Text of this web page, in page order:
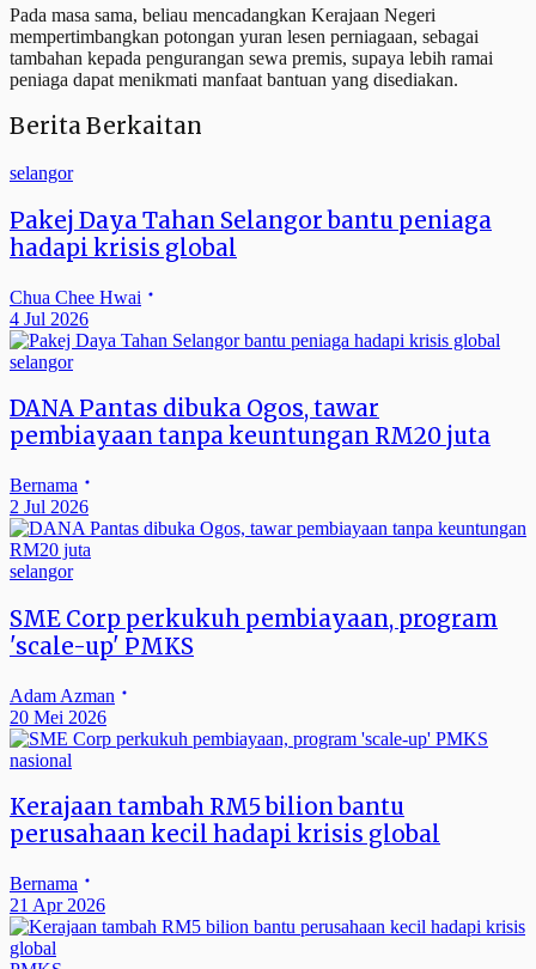
Pada masa sama, beliau mencadangkan Kerajaan Negeri
mempertimbangkan potongan yuran lesen perniagaan, sebagai
tambahan kepada pengurangan sewa premis, supaya lebih ramai
peniaga dapat menikmati manfaat bantuan yang disediakan.
Berita Berkaitan
selangor
Pakej Daya Tahan Selangor bantu peniaga
hadapi krisis global
Chua Chee Hwai
4 Jul 2026
selangor
DANA Pantas dibuka Ogos, tawar
pembiayaan tanpa keuntungan RM20 juta
Bernama
2 Jul 2026
selangor
SME Corp perkukuh pembiayaan, program
'scale-up' PMKS
Adam Azman
20 Mei 2026
nasional
Kerajaan tambah RM5 bilion bantu
perusahaan kecil hadapi krisis global
Bernama
21 Apr 2026